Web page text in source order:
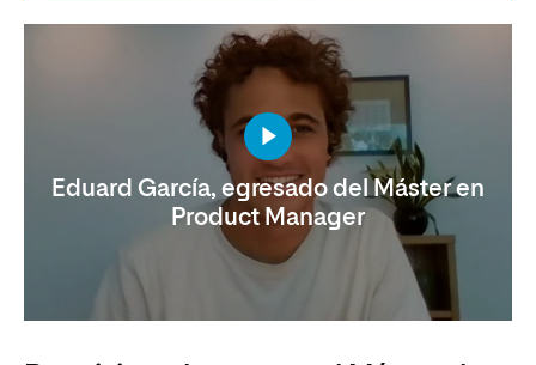
Eduard García, egresado del Máster en
Product Manager